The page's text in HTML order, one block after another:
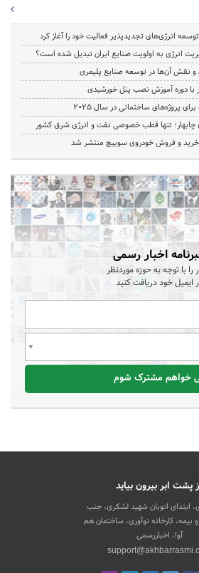
انرژی‌های تجدیدپذیر فعالیت خود را آغاز کرد
انرژی به اولویت صنایع ایران تبدیل شده است؟
و نقش آن‌ها در توسعه صنایع پلیمری
با دوره آموزش نصب پنل خورشیدی
پروژه‌های ساختمانی در سال ۲۰۲۵
چابهار؛ تنها قطب خصوصی نفت و انرژی شرق کشور
خرید و فروش خودروی سوییچ منتشر شد
اخبار رسمی
را با توجه به حوزه موردنظر
ایمیل خود دریافت کنید
خواهم مشترک شوم
پشت ابر بیرون بیاید
ابتدای اتوبان شهید لشکری، جنب
بیمه، کارخانه نوآوری، ساختمان هم
آوا، اخباررسمی